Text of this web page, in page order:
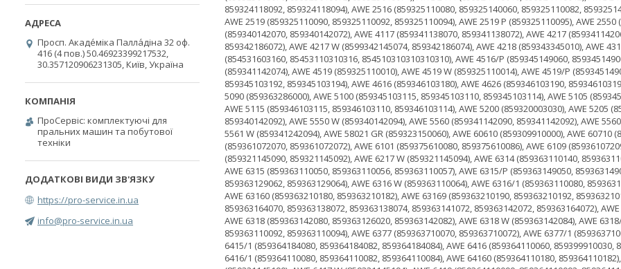
Просп. Акаде́міка Палла́діна 32 оф.
416 (4 пов.) 50.46923399217532,
30.357120906231305, Київ, Україна
ПроСервіс: комплектуючі для
пральних машин та побутової
техніки
https://pro-service.in.ua
info@pro-service.in.ua